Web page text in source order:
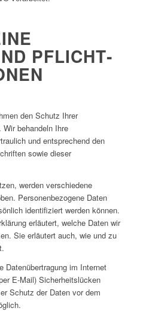
PFLICHT­
den Schutz Ihrer
behandeln Ihre
und entsprechend den
sowie dieser
werden verschiedene
Personenbezogene Daten
identifiziert werden können.
erläutert, welche Daten wir
Sie erläutert auch, wie und zu
Datenübertragung im Internet
E-Mail) Sicherheitslücken
Schutz der Daten vor dem